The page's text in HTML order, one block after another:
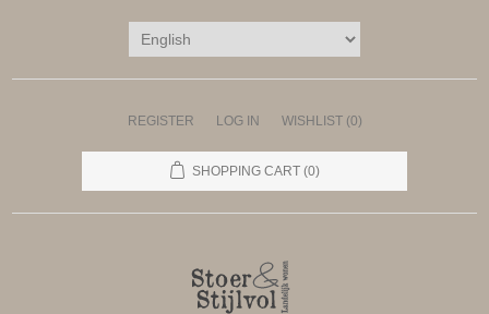
REGISTER LOG IN WISHLIST (0)
SHOPPING CART (0)